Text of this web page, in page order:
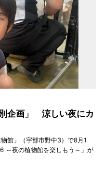
企画」 涼しい夜にカ
館」（宇部市野中3）で8月1
～夜の植物館を楽しもう～」が